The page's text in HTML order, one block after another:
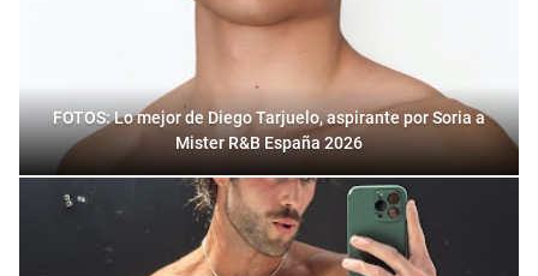
FOTOS: Lo mejor de Diego Tarjuelo, aspirante por Soria a
Mister R&B España 2026